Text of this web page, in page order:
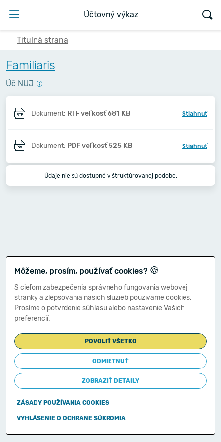
Účtovný výkaz
Titulná strana
Familiaris
Úč NUJ
Dokument: RTF veľkosť 681 KB Stiahnuť
Dokument: PDF veľkosť 525 KB Stiahnuť
Údaje nie sú dostupné v štruktúrovanej podobe.
Môžeme, prosím, používať cookies? 🍪
S cieľom zabezpečenia správneho fungovania webovej
stránky a zlepšovania našich služieb používame cookies.
Prosíme o potvrdenie súhlasu alebo nastavenie Vašich
preferencií.
POVOLIŤ VŠETKO
ODMIETNUŤ
ZOBRAZIŤ DETAILY
ZÁSADY POUŽÍVANIA COOKIES
VYHLÁSENIE O OCHRANE SÚKROMIA
Copyright © 2011-2026